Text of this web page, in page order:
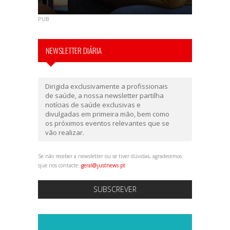
PUB
NEWSLETTER DIÁRIA
Dirigida exclusivamente a profissionais
de saúde, a nossa newsletter partilha
notícias de saúde exclusivas e
divulgadas em primeira mão, bem como
os próximos eventos relevantes que se
vão realizar.
Se não receber a newsletter ou se tiver dúvidas, agradecemos
que nos contacte: geral@justnews.pt
SUBSCREVER